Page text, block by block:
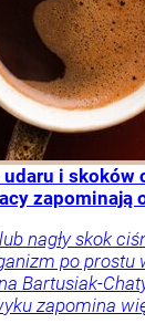
i skoków
zapominają
nagły skok
po prostu
Bartusiak-
zapomina